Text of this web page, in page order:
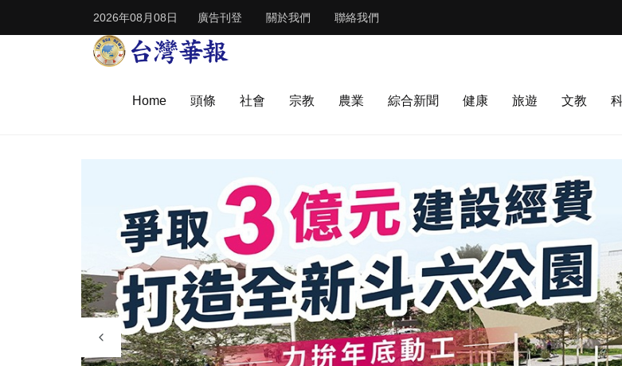
2026年08月08日 廣告刊登 關於我們 聯絡我們
Home 頭條 社會 宗教 農業 綜合新聞 健康 旅遊 文教